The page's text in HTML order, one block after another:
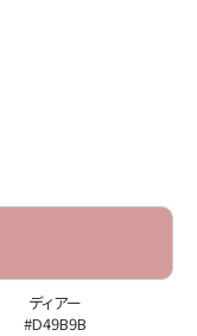
ディアー
#D49B9B